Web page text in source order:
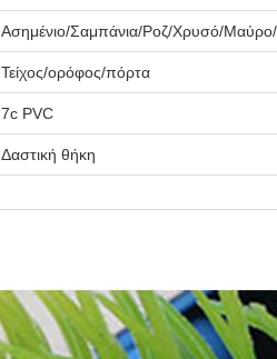
Ασημένιο/Σαμπάνια/Ροζ/Χρυσό/
Τείχος/ορόφος/πόρτα
7c PVC
Δαστική θήκη